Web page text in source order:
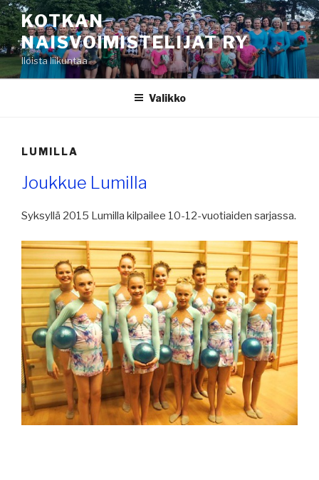
Siirry
sisältöönKOTKAN
NAISVOIMISTELIJAT RY
Iloista liikuntaa
Valikko
LUMILLA
Joukkue Lumilla
Syksyllä 2015 Lumilla kilpailee 10-12-vuotiaiden sarjassa.